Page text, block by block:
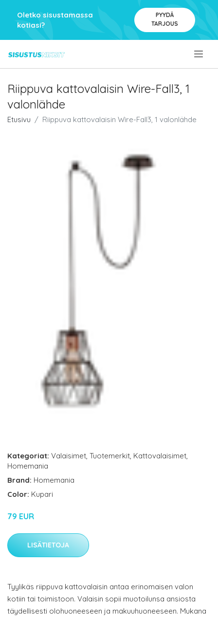
Oletko sisustamassa
kotiasi?
PYYDÄ
TARJOUS
Riippuva kattovalaisin Wire-Fall3, 1
valonlähde
Etusivu Riippuva kattovalaisin Wire-Fall3, 1 valonlähde
Kategoriat: Valaisimet, Tuotemerkit, Kattovalaisimet,
Homemania
Brand: Homemania
Color: Kupari
79 EUR
LISÄTIETOJA
Tyylikäs riippuva kattovalaisin antaa erinomaisen valon
kotiin tai toimistoon. Valaisin sopii muotoilunsa ansiosta
täydellisesti olohuoneeseen ja makuuhuoneeseen. Mukana